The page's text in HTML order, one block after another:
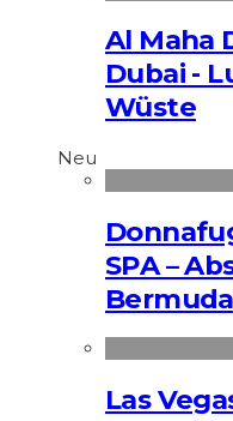
Al Maha
Dubai -
Wüste
Neu
SPA –
Las